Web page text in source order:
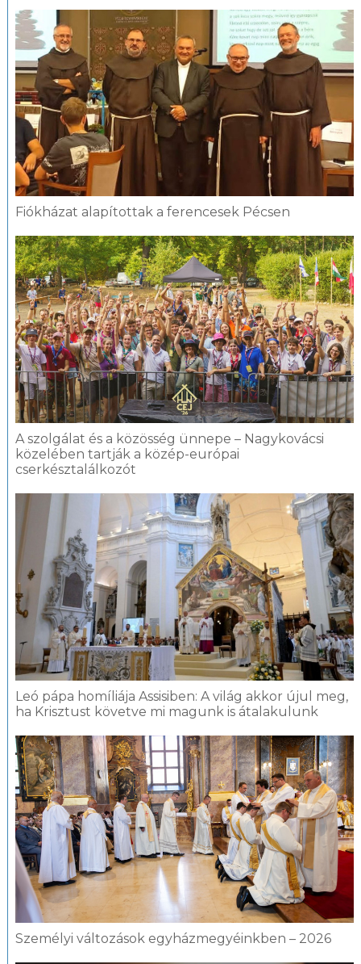
Fiókházat alapítottak a ferencesek Pécsen
A szolgálat és a közösség ünnepe – Nagykovácsi
közelében tartják a közép-európai
cserkésztalálkozót
Leó pápa homíliája Assisiben: A világ akkor újul meg,
ha Krisztust követve mi magunk is átalakulunk
Személyi változások egyházmegyéinkben – 2026